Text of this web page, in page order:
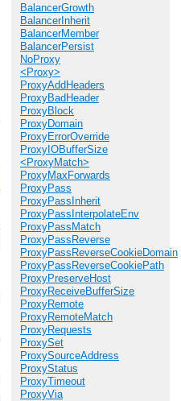
BalancerGrowth
BalancerInherit
BalancerMember
BalancerPersist
NoProxy
<Proxy>
ProxyAddHeaders
ProxyBadHeader
ProxyBlock
ProxyDomain
ProxyErrorOverride
ProxyIOBufferSize
<ProxyMatch>
ProxyMaxForwards
ProxyPass
ProxyPassInherit
ProxyPassInterpolateEnv
ProxyPassMatch
ProxyPassReverse
ProxyPassReverseCookieDomain
ProxyPassReverseCookiePath
ProxyPreserveHost
ProxyReceiveBufferSize
ProxyRemote
ProxyRemoteMatch
ProxyRequests
ProxySet
ProxySourceAddress
ProxyStatus
ProxyTimeout
ProxyVia